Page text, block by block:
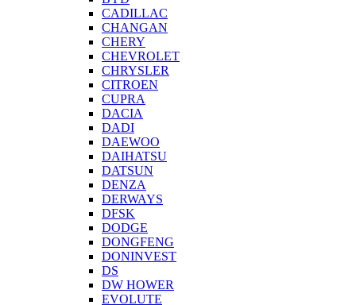
CADILLAC
CHANGAN
CHERY
CHEVROLET
CHRYSLER
CITROEN
CUPRA
DACIA
DADI
DAEWOO
DAIHATSU
DATSUN
DENZA
DERWAYS
DFSK
DODGE
DONGFENG
DONINVEST
DS
DW HOWER
EVOLUTE